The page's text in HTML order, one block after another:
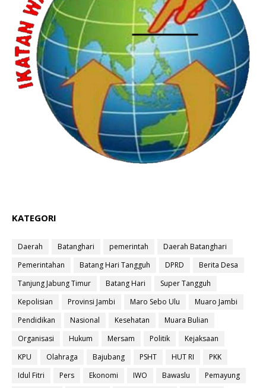
KATEGORI
Daerah Batanghari pemerintah
Daerah Batanghari
Pemerintahan
Batang Hari Tangguh DPRD
Berita Desa
Tanjung Jabung Timur
Batang Hari
Super Tangguh
Kepolisian
Provinsi Jambi Maro Sebo Ulu
Muaro Jambi
Pendidikan
Nasional Kesehatan
Muara Bulian
Organisasi
Hukum Mersam Politik
Kejaksaan
KPU
Olahraga Bajubang PSHT HUT RI
PKK
Idul Fitri
Pers Ekonomi IWO Bawaslu
Pemayung